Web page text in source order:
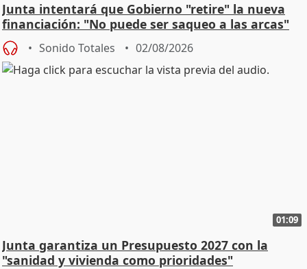
Junta intentará que Gobierno "retire" la nueva
financiación: "No puede ser saqueo a las arcas"
Sonido Totales 02/08/2026
01:09
Junta garantiza un Presupuesto 2027 con la
"sanidad y vivienda como prioridades"